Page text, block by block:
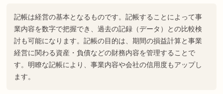
記帳は経営の基本となるものです。記帳することによって事
業内容を数字で把握でき、過去の記録（データ）との比較検
討も可能になります。記帳の目的は、期間の損益計算と事業
経営に関わる資産・負債などの財務内容を管理することで
す。明瞭な記帳により、事業内容や会社の信用度もアップし
ます。